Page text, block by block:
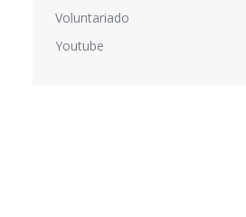
Voluntariado
Youtube